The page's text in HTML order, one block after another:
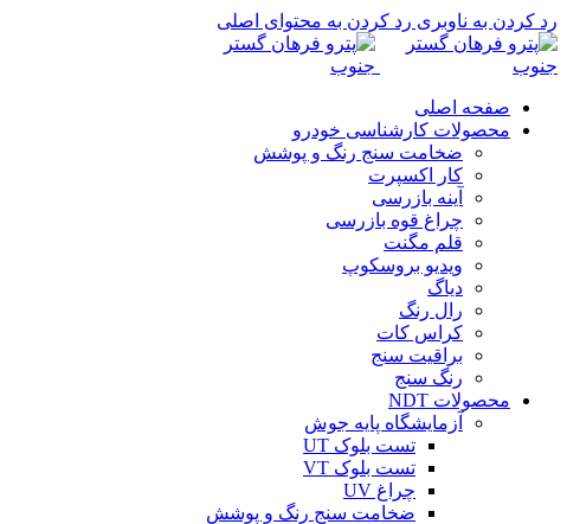
رد کردن به ناوبری رد کردن به محتوای اصلی
صفحه اصلی
محصولات کارشناسی خودرو
ضخامت سنج رنگ و پوشش
کار اکسپرت
آینه بازرسی
چراغ قوه بازرسی
قلم مگنت
ویدیو بروسکوپ
دیاگ
رال رنگ
کراس کات
براقیت سنج
رنگ سنج
محصولات NDT
آزمایشگاه پایه جوش
تست بلوک UT
تست بلوک VT
چراغ UV
ضخامت سنج رنگ و پوشش